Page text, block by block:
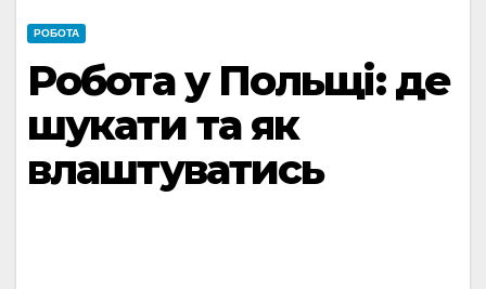
РОБОТА
Робота у Польщі: де
шукати та як
влаштуватись